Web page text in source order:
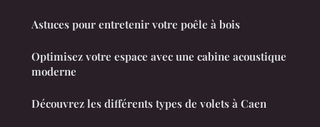
Astuces pour entretenir votre poêle à bois
Optimisez votre espace avec une cabine acoustique
moderne
Découvrez les différents types de volets à Caen